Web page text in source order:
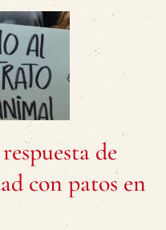
de
con patos en